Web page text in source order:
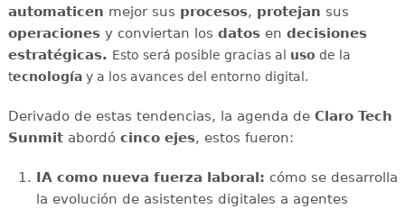
automaticen mejor sus procesos, protejan sus
operacionesy conviertan los datosen decisiones
estratégicas. Esto será posible gracias al uso de la
tecnologíay a los avances del entorno digital.
Derivado de estas tendencias, la agenda de Claro Tech
Sunmitabordó cinco ejes, estos fueron:
IA como nueva fuerza laboral: cómo se desarrolla
la evolución de asistentes digitales a agentes